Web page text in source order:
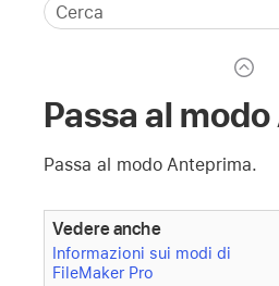
Passa al
Passa al modo Anteprima.
Vedere anche
Informazioni sui modi di
FileMaker Pro